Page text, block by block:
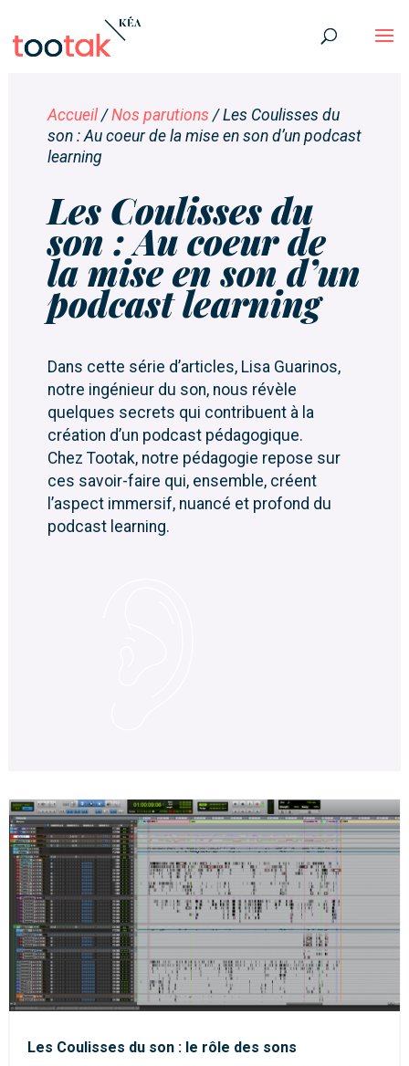
Accueil / Nos parutions /Les Coulisses du
son : Au coeur de la mise en son d’un podcast
learning
Les Coulisses du
son : Au coeur de
la mise en son d’un
podcast learning
Dans cette série d’articles, Lisa Guarinos,
notre ingénieur du son, nous révèle
quelques secrets qui contribuent à la
création d’un podcast pédagogique.
Chez Tootak, notre pédagogie repose sur
ces savoir-faire qui, ensemble, créent
l’aspect immersif, nuancé et profond du
podcast learning.
Les Coulisses du son : le rôle des sons